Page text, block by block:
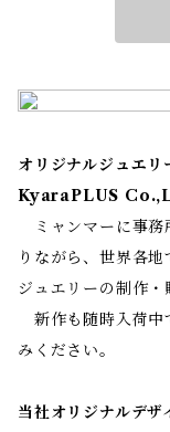
オリジナルジュエリ
KyaraPLUS
ミャンマーに事務
りながら、世界各
ジュエリーの制作・
新作も随時入荷中
みください。
当社オリジナルデ